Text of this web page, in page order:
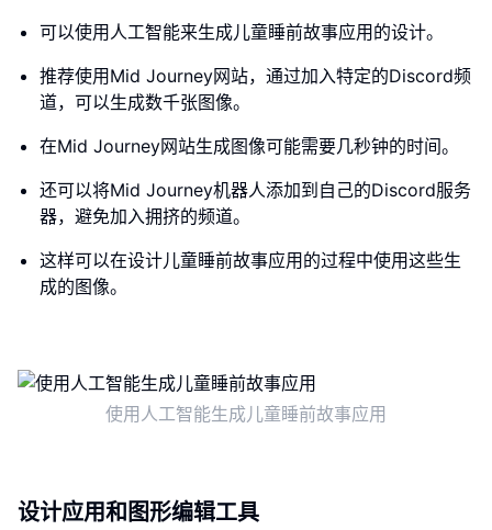
可以使用人工智能来生成儿童睡前故事应用的设计。
推荐使用Mid Journey网站，通过加入特定的Discord频
道，可以生成数千张图像。
在Mid Journey网站生成图像可能需要几秒钟的时间。
还可以将Mid Journey机器人添加到自己的Discord服务
器，避免加入拥挤的频道。
这样可以在设计儿童睡前故事应用的过程中使用这些生
成的图像。
使用人工智能生成儿童睡前故事应用
设计应用和图形编辑工具